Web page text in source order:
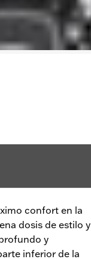
confort en la
dosis de estilo y
y
inferior de la